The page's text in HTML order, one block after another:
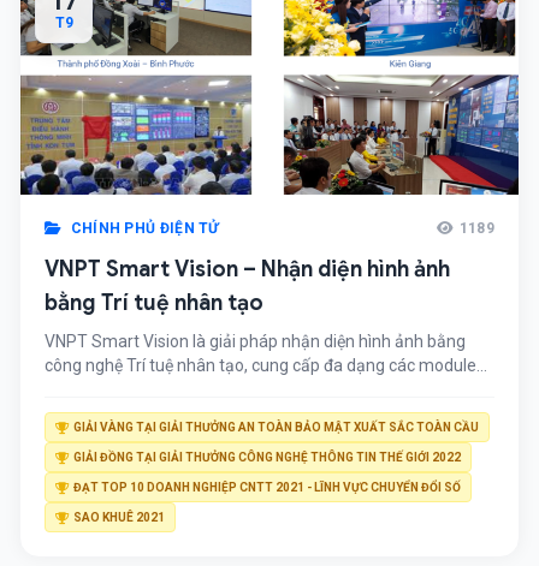
T9
CHÍNH PHỦ ĐIỆN TỬ 1189
VNPT Smart Vision – Nhận diện hình ảnh
bằng Trí tuệ nhân tạo
VNPT Smart Vision là giải pháp nhận diện hình ảnh bằng
công nghệ Trí tuệ nhân tạo, cung cấp đa dạng các module
tuệ nhân tạo, tích hợp vào máy tính bảng/camera Ưu điểm
của giải pháp VNPT Smart Vision Giải Pháp […]
GIẢI VÀNG TẠI GIẢI THƯỞNG AN TOÀN BẢO MẬT XUẤT SẮC TOÀN CẦU
GIẢI ĐỒNG TẠI GIẢI THƯỞNG CÔNG NGHỆ THÔNG TIN THẾ GIỚI 2022
ĐẠT TOP 10 DOANH NGHIỆP CNTT 2021 - LĨNH VỰC CHUYỂN ĐỔI SỐ
SAO KHUÊ 2021